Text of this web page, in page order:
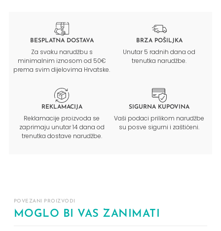
BESPLATNA DOSTAVA
Za svaku narudžbu s
minimalnim iznosom od 50€
prema svim dijelovima Hrvatske.
BRZA POŠILJKA
Unutar 5 radnih dana od
trenutka narudžbe.
REKLAMACIJA
Reklamacije proizvoda se
zaprimaju unutar 14 dana od
trenutka dostave narudžbe.
SIGURNA KUPOVINA
Vaši podaci prilikom narudžbe
su posve sigurni i zaštićeni.
POVEZANI PROIZVODI
MOGLO BI VAS ZANIMATI